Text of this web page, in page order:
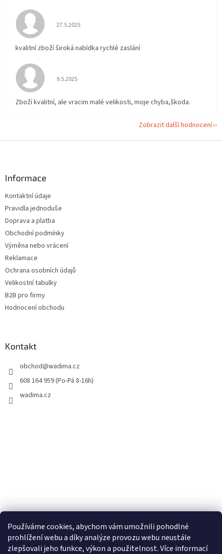
Používáme cookies, abychom vám umožnili pohodlné
prohlížení webu a díky analýze provozu webu neustále
zlepšovali jeho funkce, výkon a použitelnost. Více informací
Hodnocení obchodu je 5 z 5 hvězdiček.
27.5.2025
kvalitní zboží široká nabídka rychlé zaslání
Hodnocení obchodu je 5 z 5 hvězdiček.
9.5.2025
Zboží kvalitní, ale vracim malé velikosti, moje chyba,škoda.
Zobrazit další hodnocení
Informace
Kontaktní údaje
Pravidla jednoduše
Doprava a platba
Obchodní podmínky
Výměna nebo vrácení
Reklamace
Ochrana osobních údajů
Velikostní tabulky
B2B pro firmy
Hodnocení obchodu
Kontakt
obchod@wadima.cz
608 164 959 (Po-Pá 8-16h)
wadima.cz